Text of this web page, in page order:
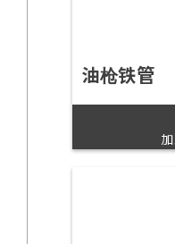
油枪铁管